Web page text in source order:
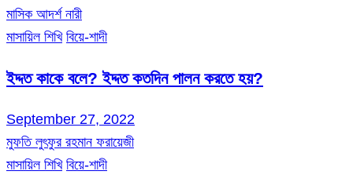
মাসিক আদর্শ নারী
মাসায়িল শিখি বিয়ে-শাদী
ইদ্দত কাকে বলে? ইদ্দত কতদিন পালন করতে হয়?
September 27, 2022
মুফতি লুৎফুর রহমান ফরায়েজী
মাসায়িল শিখি বিয়ে-শাদী